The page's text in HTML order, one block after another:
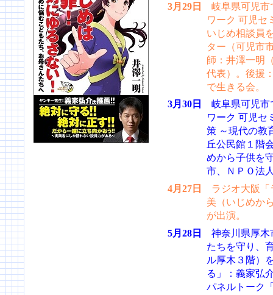
3月29日
岐阜県可児市
ワーク 可児セ
いじめ相談員
ター（可児市
師：井澤一明
代表）。後援
で生きる会。
3月30日
岐阜県可児市
ワーク 可児セ
策 ～現代の教
丘公民館１階
めから子供を
市、ＮＰＯ法
4月27日
ラジオ大阪「
美（いじめか
が出演。
5月28日
神奈川県厚木
たちを守り、
ル厚木３階）
る」：義家弘
パネルトーク